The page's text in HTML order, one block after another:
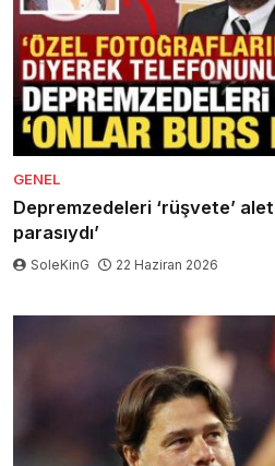
GENEL
Depremzedeleri ‘rüşvete’
parasıydı’
SoleKinG 22 Haziran 2026